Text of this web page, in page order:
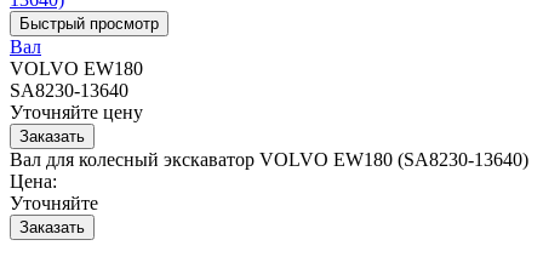
Вал
VOLVO EW180
SA8230-13640
Уточняйте цену
Вал для колесный экскаватор VOLVO EW180 (SA8230-13640)
Цена:
Уточняйте